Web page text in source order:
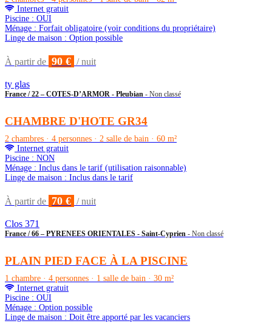
Internet gratuit
Piscine : OUI
Ménage : Forfait obligatoire (voir conditions du propriétaire)
Linge de maison : Option possible
À partir de 90 € / nuit
ty glas
France / 22 – COTES-D’ARMOR - Pleubian - Non classé
CHAMBRE D'HOTE GR34
2 chambres · 4 personnes · 2 salle de bain · 60 m²
Internet gratuit
Piscine : NON
Ménage : Inclus dans le tarif (utilisation raisonnable)
Linge de maison : Inclus dans le tarif
À partir de 70 € / nuit
Clos 371
France / 66 – PYRENEES ORIENTALES - Saint-Cyprien - Non classé
PLAIN PIED FACE À LA PISCINE
1 chambre · 4 personnes · 1 salle de bain · 30 m²
Internet gratuit
Piscine : OUI
Ménage : Option possible
Linge de maison : Doit être apporté par les vacanciers